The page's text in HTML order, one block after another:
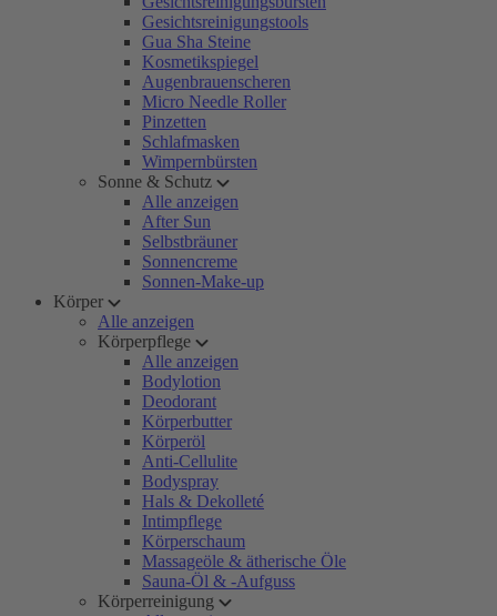
Gesichtsreinigungstools
Gua Sha Steine
Kosmetikspiegel
Augenbrauenscheren
Micro Needle Roller
Pinzetten
Schlafmasken
Wimpernbürsten
Sonne & Schutz
Alle anzeigen
After Sun
Selbstbräuner
Sonnencreme
Sonnen-Make-up
Körper
Alle anzeigen
Körperpflege
Alle anzeigen
Bodylotion
Deodorant
Körperbutter
Körperöl
Anti-Cellulite
Bodyspray
Hals & Dekolleté
Intimpflege
Körperschaum
Massageöle & ätherische Öle
Sauna-Öl & -Aufguss
Körperreinigung